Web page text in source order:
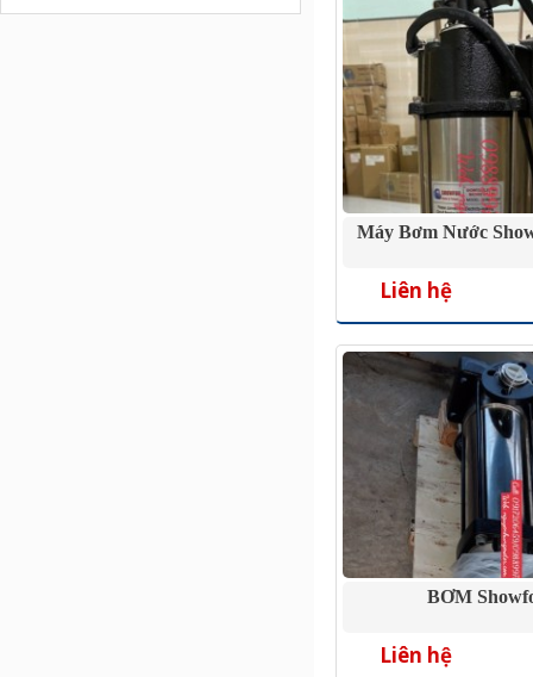
Máy Bơm Nước
Liên hệ
BƠM
Liên hệ